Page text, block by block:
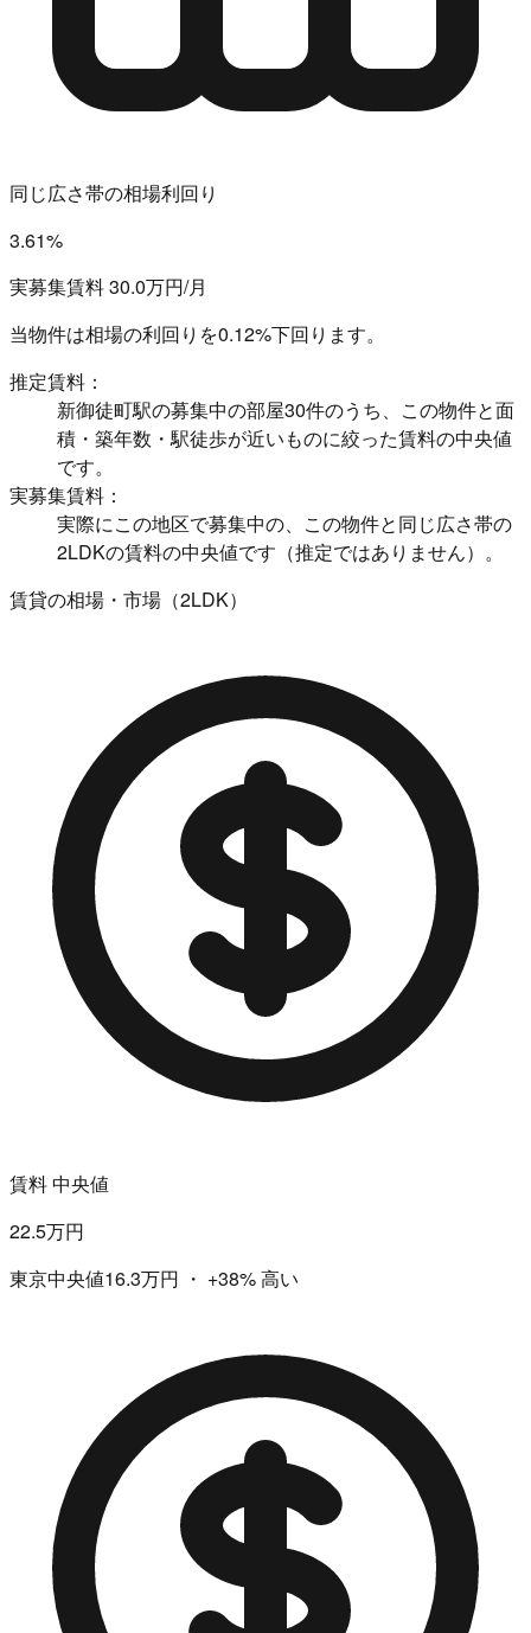
同じ広さ帯の相場利回り
3.61%
実募集賃料 30.0万円/月
当物件は相場の利回りを0.12%下回ります。
推定賃料：
新御徒町駅の募集中の部屋30件のうち、この物件と面
積・築年数・駅徒歩が近いものに絞った賃料の中央値
です。
実募集賃料：
実際にこの地区で募集中の、この物件と同じ広さ帯の
2LDKの賃料の中央値です（推定ではありません）。
賃貸の相場・市場（2LDK）
賃料 中央値
22.5万円
東京中央値16.3万円 ・ +38%高い